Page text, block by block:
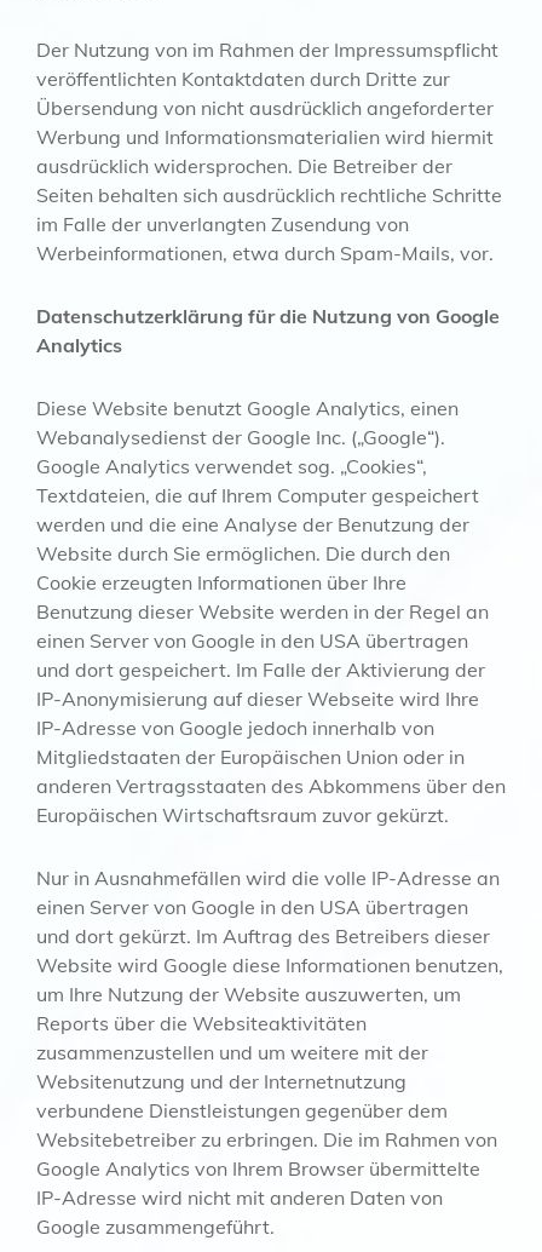
Der Nutzung von im Rahmen der Impressumspflicht
veröffentlichten Kontaktdaten durch Dritte zur
Übersendung von nicht ausdrücklich angeforderter
Werbung und Informationsmaterialien wird hiermit
ausdrücklich widersprochen. Die Betreiber der
Seiten behalten sich ausdrücklich rechtliche Schritte
im Falle der unverlangten Zusendung von
Werbeinformationen, etwa durch Spam-Mails, vor.
Datenschutzerklärung für die Nutzung von Google
Analytics
Diese Website benutzt Google Analytics, einen
Webanalysedienst der Google Inc. („Google“).
Google Analytics verwendet sog. „Cookies“,
Textdateien, die auf Ihrem Computer gespeichert
werden und die eine Analyse der Benutzung der
Website durch Sie ermöglichen. Die durch den
Cookie erzeugten Informationen über Ihre
Benutzung dieser Website werden in der Regel an
einen Server von Google in den USA übertragen
und dort gespeichert. Im Falle der Aktivierung der
IP-Anonymisierung auf dieser Webseite wird Ihre
IP-Adresse von Google jedoch innerhalb von
Mitgliedstaaten der Europäischen Union oder in
anderen Vertragsstaaten des Abkommens über den
Europäischen Wirtschaftsraum zuvor gekürzt.
Nur in Ausnahmefällen wird die volle IP-Adresse an
einen Server von Google in den USA übertragen
und dort gekürzt. Im Auftrag des Betreibers dieser
Website wird Google diese Informationen benutzen,
um Ihre Nutzung der Website auszuwerten, um
Reports über die Websiteaktivitäten
zusammenzustellen und um weitere mit der
Websitenutzung und der Internetnutzung
verbundene Dienstleistungen gegenüber dem
Websitebetreiber zu erbringen. Die im Rahmen von
Google Analytics von Ihrem Browser übermittelte
IP-Adresse wird nicht mit anderen Daten von
Google zusammengeführt.